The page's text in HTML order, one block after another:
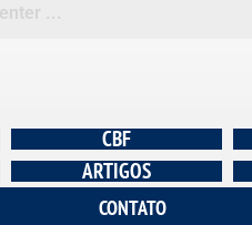
CBF
ARTIGOS
CONTATO